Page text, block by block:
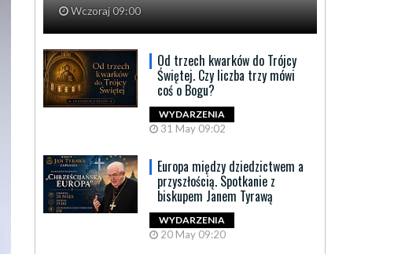
Wczoraj 09:00
Od trzech kwarków do Trójcy
Świętej. Czy liczba trzy mówi
coś o Bogu?
WYDARZENIA
31 May 09:02
Europa między dziedzictwem a
przyszłością. Spotkanie z
biskupem Janem Tyrawą
WYDARZENIA
20 May 09:20